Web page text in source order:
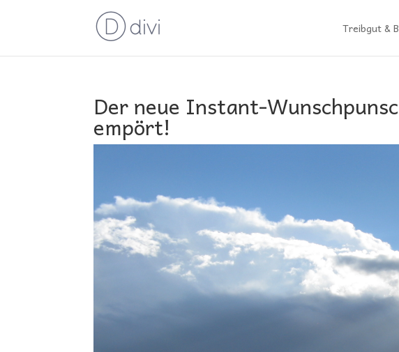
Treibgut &
Der neue Instant-
empört!